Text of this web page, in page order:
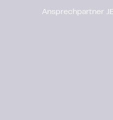
Ansprechpartner